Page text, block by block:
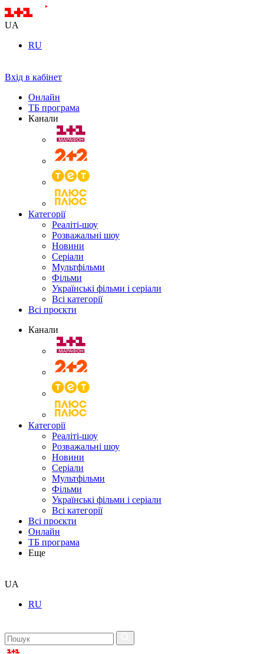
UA
RU
Вхід в кабінет
Онлайн
ТБ програма
Канали
Категорії
Реаліті-шоу
Розважальні шоу
Новини
Серіали
Мультфільми
Фільми
Українські фільми і серіали
Всі категорії
Всі проєкти
Канали
Категорії
Реаліті-шоу
Розважальні шоу
Новини
Серіали
Мультфільми
Фільми
Українські фільми і серіали
Всі категорії
Всі проєкти
Онлайн
ТБ програма
Еще
UA
RU